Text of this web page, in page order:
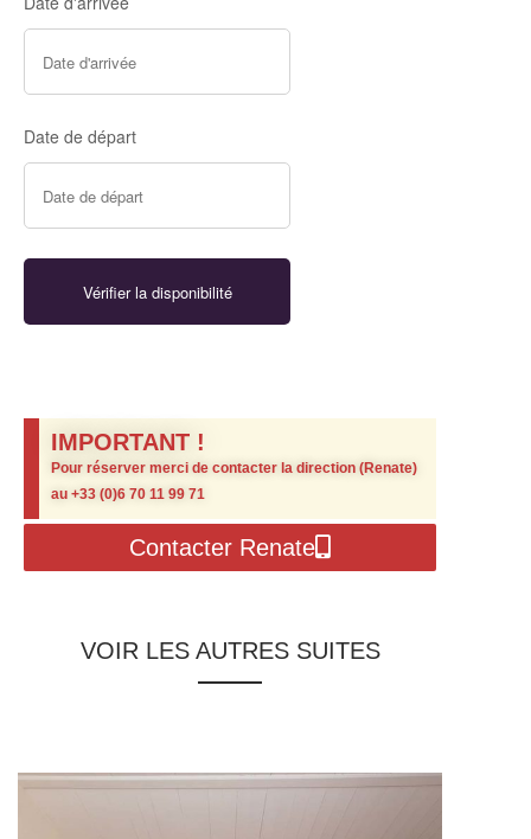
Date de départ
IMPORTANT !
Pour réserver merci de contacter la direction (Renate)
au +33 (0)6 70 11 99 71
Contacter Renate
VOIR LES AUTRES SUITES